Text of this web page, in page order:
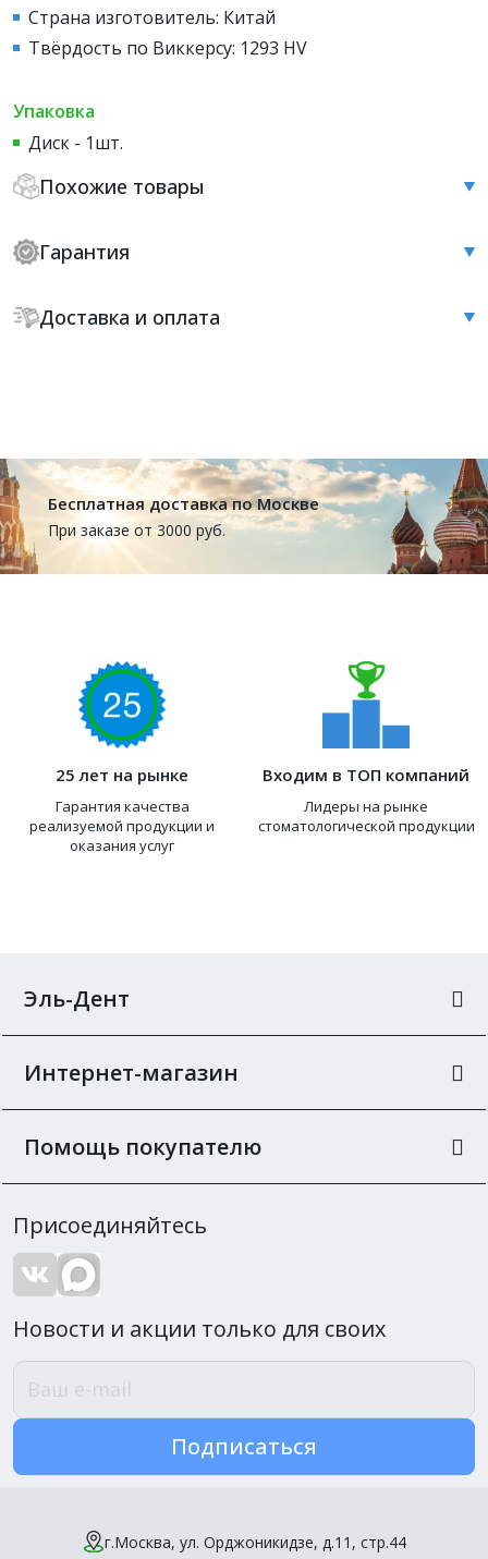
Похожие товары
Гарантия
Доставка и оплата
Страна изготовитель: Китай
Твёрдость по Виккерсу: 1293 HV
Упаковка
Диск - 1шт.
Бесплатная доставка по Москве
При заказе от 3000 руб.
25 лет на рынке
Гарантия качества
реализуемой продукции и
оказания услуг
Входим в ТОП компаний
Лидеры на рынке
стоматологической продукции
Эль-Дент
Интернет-магазин
Помощь покупателю
Присоединяйтесь
Новости и акции только для своих
Подписаться
г.Москва, ул. Орджоникидзе, д.11, стр.44